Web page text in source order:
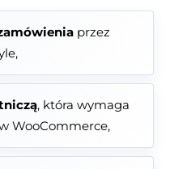
przez
, która wymaga
WooCommerce,